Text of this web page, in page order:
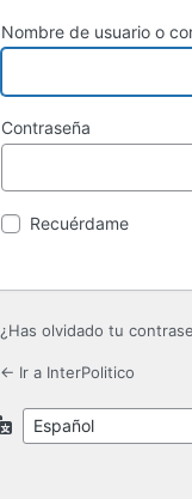
Nombre de usuario o
Contraseña
Recuérdame
¿Has olvidado tu
← Ir a InterPolitico
Idioma